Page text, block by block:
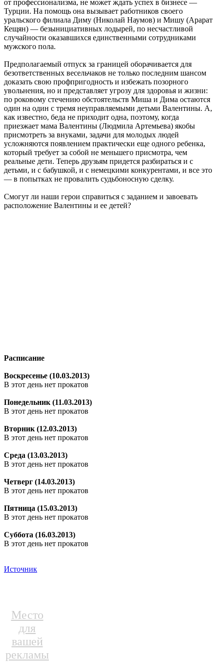
от профессионализма, не может ждать успех в бизнесе —
Турции. На помощь она вызывает работников своего
уральского филиала Диму (Николай Наумов) и Мишу (Арарат
Кещян) — безынициативных лодырей, по несчастливой
случайности оказавшихся единственными сотрудниками
мужского пола.
Предполагаемый отпуск за границей оборачивается для
безответственных весельчаков не только последним шансом
доказать свою профпригодность и избежать позорного
увольнения, но и представляет угрозу для здоровья и жизни:
по роковому стечению обстоятельств Миша и Дима остаются
один на один с тремя неуправляемыми детьми Валентины. А,
как известно, беда не приходит одна, поэтому, когда
приезжает мама Валентины (Людмила Артемьева) якобы
присмотреть за внуками, задачи для молодых людей
усложняются появлением практически еще одного ребенка,
который требует за собой не меньшего присмотра, чем
реальные дети. Теперь друзьям придется разбираться и с
детьми, и с бабушкой, и с немецкими конкурентами, и все это
— в попытках не провалить судьбоносную сделку.
Смогут ли наши герои справиться с заданием и завоевать
расположение Валентины и ее детей?
Расписание
Воскресенье (10.03.2013)
В этот день нет прокатов
Понедельник (11.03.2013)
В этот день нет прокатов
Вторник (12.03.2013)
В этот день нет прокатов
Среда (13.03.2013)
В этот день нет прокатов
Четверг (14.03.2013)
В этот день нет прокатов
Пятница (15.03.2013)
В этот день нет прокатов
Суббота (16.03.2013)
В этот день нет прокатов
Источник
Место
для
вашей
рекламы